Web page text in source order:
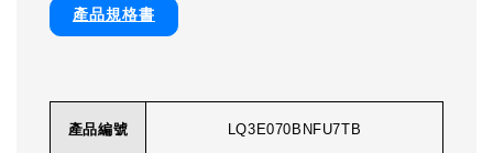
產品規格書
產品編號 LQ3E070BNFU7TB